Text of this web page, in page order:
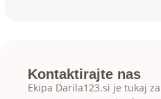
Kontaktirajte nas
Ekipa Darila123.si je tukaj